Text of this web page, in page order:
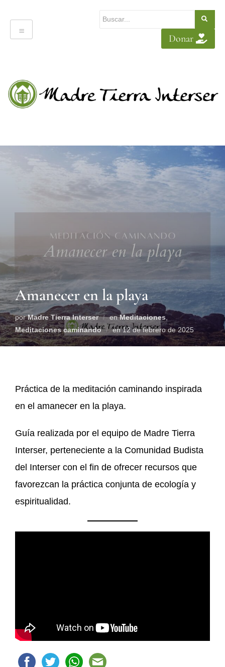
Donar
Amanecer en la playa
porMadre Tierra Interser enMeditaciones,
Meditaciones caminando
en12 de febrero de 2025
Práctica de la meditación caminando inspirada
en el amanecer en la playa.
Guía realizada por el equipo de Madre Tierra
Interser, perteneciente a la Comunidad Budista
del Interser con el fin de ofrecer recursos que
favorezcan la práctica conjunta de ecología y
espiritualidad.